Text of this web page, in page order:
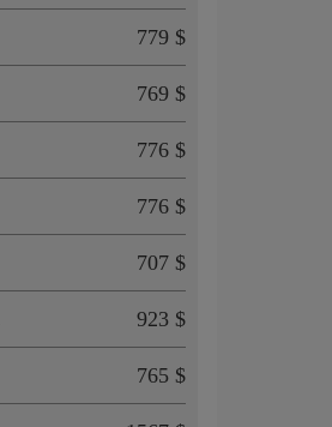
779 $
769 $
776 $
776 $
707 $
923 $
765 $